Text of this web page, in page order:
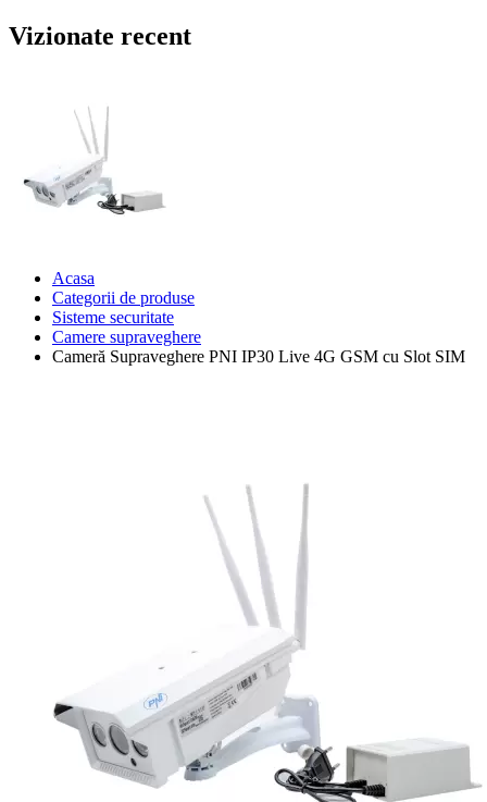
Vizionate recent
Acasa
Categorii de produse
Sisteme securitate
Camere supraveghere
Cameră Supraveghere PNI IP30 Live 4G GSM cu Slot SIM